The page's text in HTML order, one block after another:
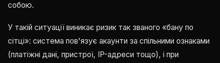
собою.
У такій ситуації виникає ризик так званого «бану по
сітці»: система пов'язує акаунти за спільними ознаками
(платіжні дані, пристрої, IP-адреси тощо), і при